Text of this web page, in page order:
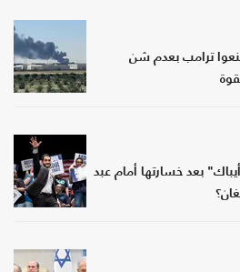
ترامب بعدم شن
بعد خسارتها أمام عبد